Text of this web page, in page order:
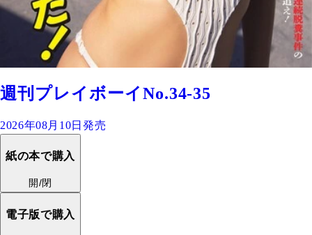
週刊プレイボーイNo.34-35
2026年08月10日発売
紙の本で購入
開/閉
電子版で購入